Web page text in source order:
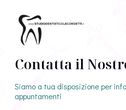
Contatta il
Siamo a tua disposizione per
appuntamenti